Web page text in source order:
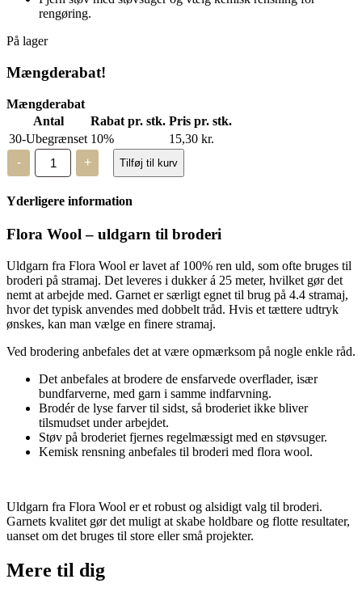
rengøring.
På lager
Mængderabat!
Mængderabat
Antal
Rabat pr. stk. Pris pr. stk.
30-Ubegrænset 10% 15,30 kr.
-
Flora
Wool
-
8324
-
trådet
+ Tilføj til kurv
Yderligere information
Flora Wool – uldgarn til broderi
Uldgarn fra Flora Wool er lavet af 100% ren uld, som ofte bruges til
broderi på stramaj. Det leveres i dukker á 25 meter, hvilket gør det
nemt at arbejde med. Garnet er særligt egnet til brug på 4.4 stramaj,
hvor det typisk anvendes med dobbelt tråd. Hvis et tættere udtryk
ønskes, kan man vælge en finere stramaj.
Ved brodering anbefales det at være opmærksom på nogle enkle råd.
Det anbefales at brodere de ensfarvede overflader, især
bundfarverne, med garn i samme indfarvning.
Brodér de lyse farver til sidst, så broderiet ikke bliver
tilsmudset under arbejdet.
Støv på broderiet fjernes regelmæssigt med en støvsuger.
Kemisk rensning anbefales til broderi med flora wool.
Uldgarn fra Flora Wool er et robust og alsidigt valg til broderi.
Garnets kvalitet gør det muligt at skabe holdbare og flotte resultater,
uanset om det bruges til store eller små projekter.
Mere til dig